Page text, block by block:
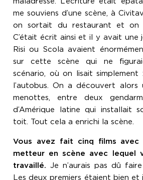
me souviens d’une scène, à
on sortait du restaurant et on
C’était écrit ainsi et il y avait une
Risi ou Scola avaient
sur cette scène qui ne
scénario, où on lisait
l’autobus. On a découvert
menottes, entre deux
d’Amérique latine qui installait
toit. Tout cela a enrichi la scène.
Vous avez fait cinq films avec
metteur en scène avec lequel
travaillé. Je n’aurais pas dû
Les deux premiers étaient bien et